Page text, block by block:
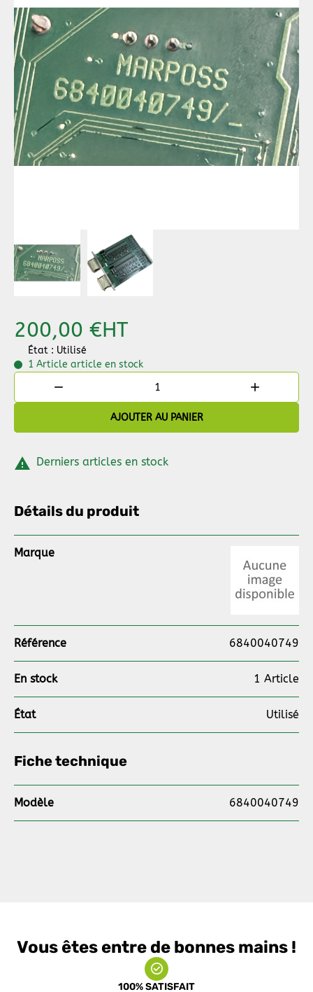
200,00 €HT
État : Utilisé
1 Article article en stock
 
AJOUTER AU PANIER
 Derniers articles en stock
Détails du produit
Marque
Référence 6840040749
En stock 1 Article
État Utilisé
Fiche technique
Modèle 6840040749
Vous êtes entre de bonnes mains !
100% SATISFAIT